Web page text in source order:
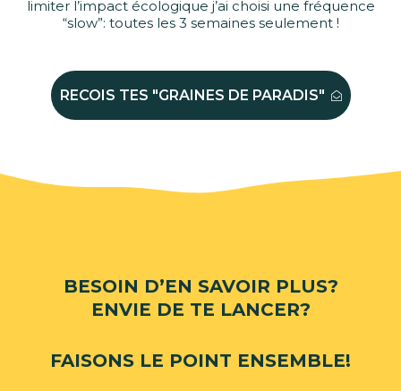
limiter l’impact écologique j’ai choisi une fréquence
“slow”: toutes les 3 semaines seulement !
RECOIS TES "GRAINES DE PARADIS"
BESOIN D’EN SAVOIR PLUS?
ENVIE DE TE LANCER?
FAISONS LE POINT ENSEMBLE!